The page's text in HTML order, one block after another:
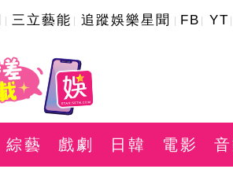
三立藝能 追蹤娛樂星聞 FB YT
綜藝 戲劇 日韓 電影